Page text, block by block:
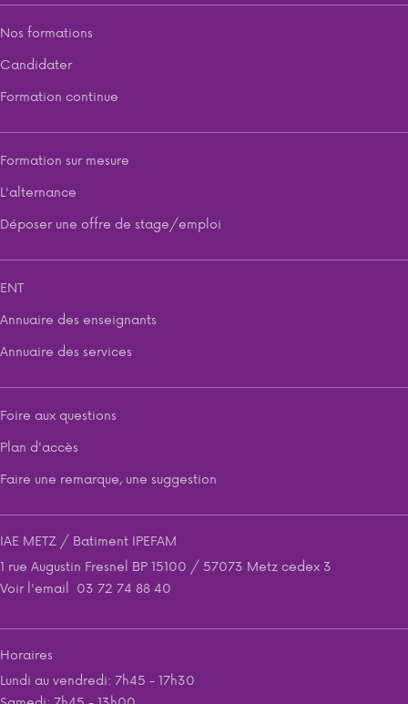
Nos formations
Candidater
Formation continue
Formation sur mesure
L'alternance
Déposer une offre de stage/emploi
ENT
Annuaire des enseignants
Annuaire des services
Foire aux questions
Plan d'accès
Faire une remarque, une suggestion
IAE METZ / Batiment IPEFAM
1 rue Augustin Fresnel BP 15100 / 57073 Metz cedex 3
Voir l'email 03 72 74 88 40
Horaires
Lundi au vendredi: 7h45 - 17h30